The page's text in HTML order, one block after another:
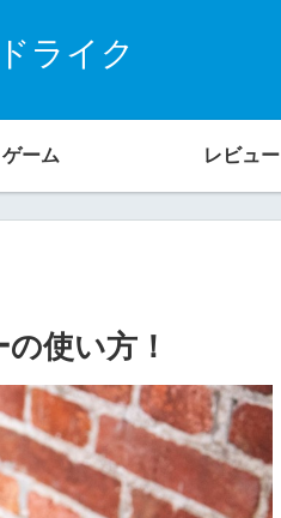
ライク
ゲーム レビュー
使い方！